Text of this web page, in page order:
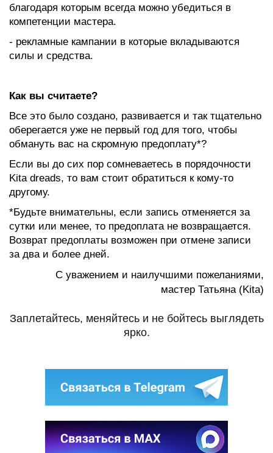
благодаря которым всегда можно убедиться в
компетенции мастера.
- рекламные кампании в которые вкладываются
силы и средства.
Как вы считаете?
Все это было создано, развивается и так тщательно
оберегается уже не первый год для того, чтобы
обмануть вас на скромную предоплату*?
Если вы до сих пор сомневаетесь в порядочности
Kita dreads, то вам стоит обратиться к кому-то
другому.
*Будьте внимательны, если запись отменяется за
сутки или менее, то предоплата не возвращается.
Возврат предоплаты возможен при отмене записи
за два и более дней.
С уважением и наилучшими пожеланиями,
мастер Татьяна (Kita)
Заплетайтесь, меняйтесь и не бойтесь выглядеть
ярко.